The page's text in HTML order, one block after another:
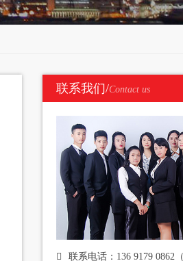
联系我们/Contact us
联系电话：136 9179 0862